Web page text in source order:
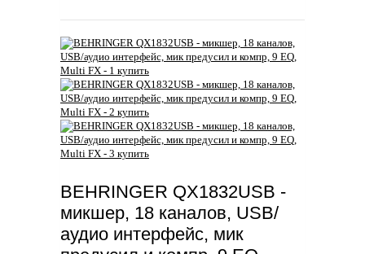
BEHRINGER QX1832USB -
микшер, 18 каналов, USB/
аудио интерфейс, мик